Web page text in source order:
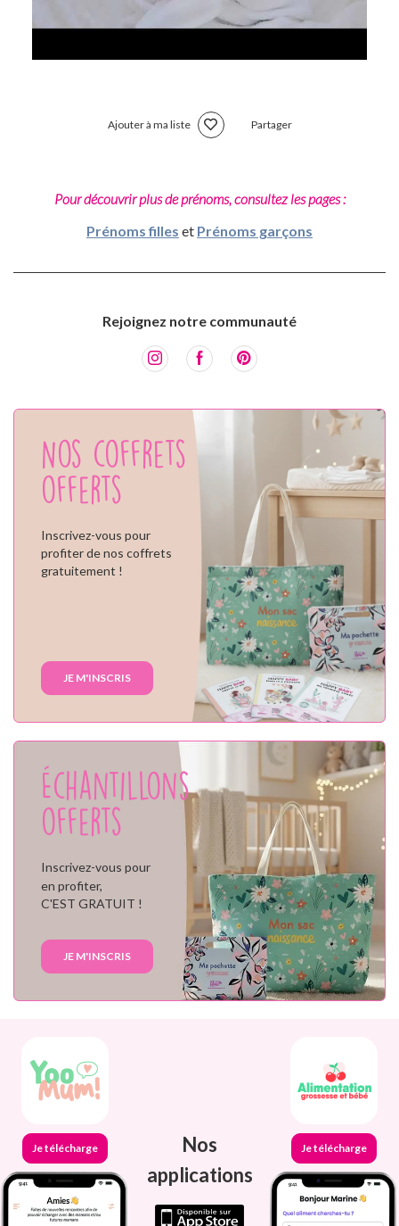
Ajouter à ma liste Partager
Pour découvrir plus de prénoms, consultez les pages :
Prénoms filles et Prénoms garçons
Rejoignez notre communauté
Nos coffrets
offerts
Inscrivez-vous pour
profiter de nos coffrets
gratuitement !
JE M'INSCRIS
Échantillons
offerts
Inscrivez-vous pour
en profiter,
C'EST GRATUIT !
JE M'INSCRIS
Je télécharge
Nos
applications
Je télécharge